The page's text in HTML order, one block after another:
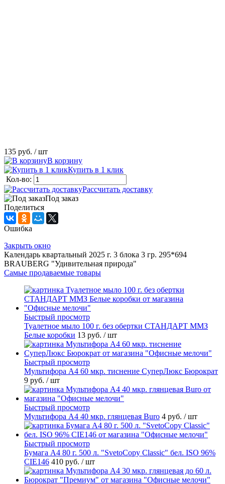
135 руб. / шт
В корзину
Купить в 1 клик
Кол-во:
Рассчитать доставку
Под заказ
Поделиться
Ошибка
Закрыть окно
Календарь квартальный 2025 г. 3 блока 3 гр. 295*694
BRAUBERG "Удивительная природа"
Самые продаваемые товары
Быстрый просмотр
Туалетное мыло 100 г. без обертки СТАНДАРТ ММЗ
Белые коробки 13 руб. / шт
Быстрый просмотр
Мультифора А4 60 мкр. тиснение СуперЛюкс Бюрократ
9 руб. / шт
Быстрый просмотр
Мультифора А4 40 мкр. глянцевая Buro 4 руб. / шт
Быстрый просмотр
Бумага А4 80 г. 500 л. "SvetoCopy Classic" бел. ISO 96%
CIE146 410 руб. / шт